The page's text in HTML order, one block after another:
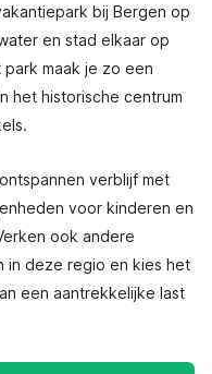
bij Bergen op
en stad elkaar op
maak je zo een
het historische centrum
verblijf met
voor kinderen en
ook andere
in deze regio en kies het
een aantrekkelijke last